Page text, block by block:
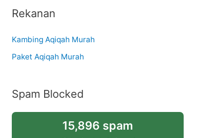
Rekanan
Kambing Aqiqah Murah
Paket Aqiqah Murah
Spam Blocked
15,896 spam